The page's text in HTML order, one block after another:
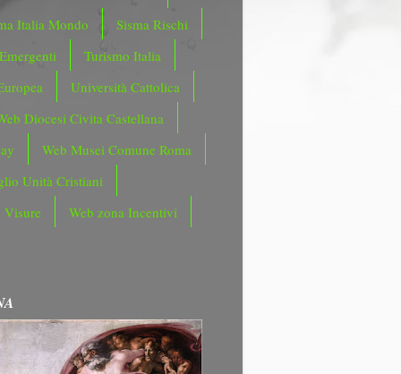
Italia Mondo
Sisma Rischi
Turismo Italia
Università Cattolica
Diocesi Civita Castellana
Web Musei Comune Roma
Unità Cristiani
Visure
Web zona Incentivi